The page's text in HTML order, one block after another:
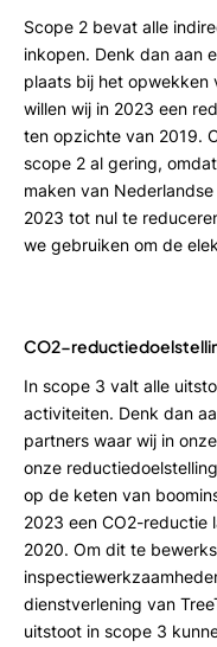
Scope 2 bevat alle
inkopen. Denk dan aan
plaats bij het opwekken
willen wij in 2023 een
ten opzichte van 2019.
scope 2 al gering,
maken van
2023 tot nul te
we gebruiken om de
CO2-
In scope 3 valt alle
activiteiten. Denk dan
partners waar wij in
onze
op de keten van
2023 een CO2-reductie
2020. Om dit te
dienstverlening van
uitstoot in scope 3